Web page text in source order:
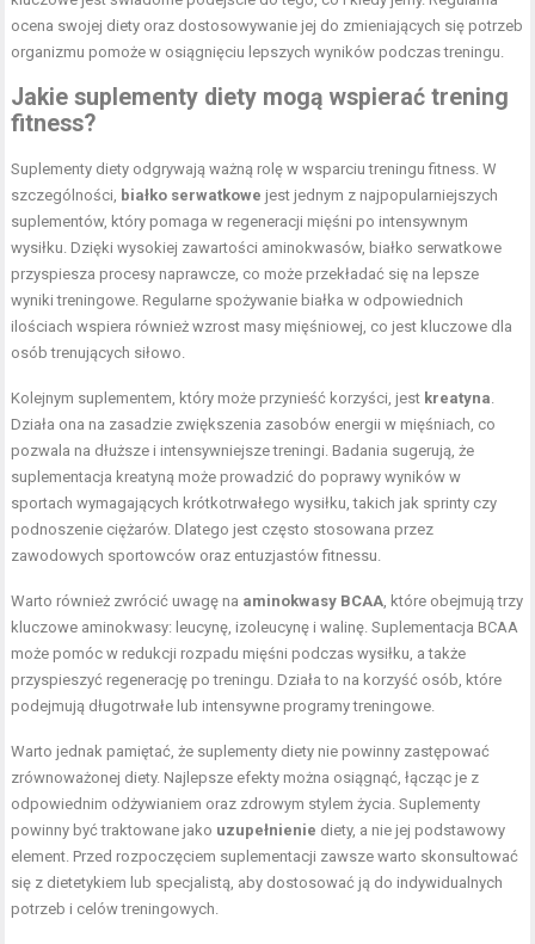
ocena swojej diety oraz dostosowywanie jej do zmieniających się potrzeb
organizmu pomoże w osiągnięciu lepszych wyników podczas treningu.
Jakie suplementy diety mogą wspierać trening
fitness?
Suplementy diety odgrywają ważną rolę w wsparciu treningu fitness. W
szczególności, białko serwatkowe jest jednym z najpopularniejszych
suplementów, który pomaga w regeneracji mięśni po intensywnym
wysiłku. Dzięki wysokiej zawartości aminokwasów, białko serwatkowe
przyspiesza procesy naprawcze, co może przekładać się na lepsze
wyniki treningowe. Regularne spożywanie białka w odpowiednich
ilościach wspiera również wzrost masy mięśniowej, co jest kluczowe dla
osób trenujących siłowo.
Kolejnym suplementem, który może przynieść korzyści, jest kreatyna.
Działa ona na zasadzie zwiększenia zasobów energii w mięśniach, co
pozwala na dłuższe i intensywniejsze treningi. Badania sugerują, że
suplementacja kreatyną może prowadzić do poprawy wyników w
sportach wymagających krótkotrwałego wysiłku, takich jak sprinty czy
podnoszenie ciężarów. Dlatego jest często stosowana przez
zawodowych sportowców oraz entuzjastów fitnessu.
Warto również zwrócić uwagę na aminokwasy BCAA, które obejmują trzy
kluczowe aminokwasy: leucynę, izoleucynę i walinę. Suplementacja BCAA
może pomóc w redukcji rozpadu mięśni podczas wysiłku, a także
przyspieszyć regenerację po treningu. Działa to na korzyść osób, które
podejmują długotrwałe lub intensywne programy treningowe.
Warto jednak pamiętać, że suplementy diety nie powinny zastępować
zrównoważonej diety. Najlepsze efekty można osiągnąć, łącząc je z
odpowiednim odżywianiem oraz zdrowym stylem życia. Suplementy
powinny być traktowane jako uzupełnienie diety, a nie jej podstawowy
element. Przed rozpoczęciem suplementacji zawsze warto skonsultować
się z dietetykiem lub specjalistą, aby dostosować ją do indywidualnych
potrzeb i celów treningowych.